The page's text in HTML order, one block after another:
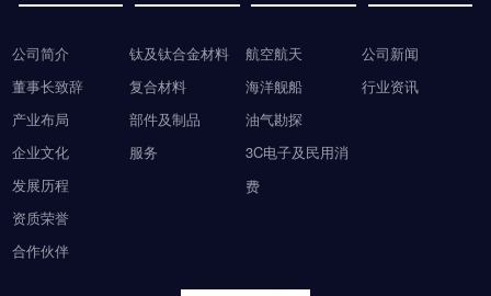
公司简介
董事长致辞
产业布局
企业文化
发展历程
资质荣誉
合作伙伴
钛及钛合金材料
复合材料
部件及制品
服务
航空航天
海洋舰船
油气勘探
3C电子及民用消
费
公司新闻
行业资讯